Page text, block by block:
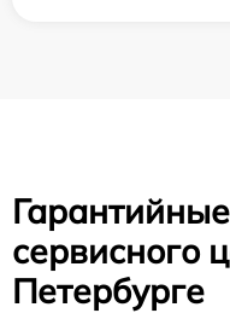
сервисного
Петербурге